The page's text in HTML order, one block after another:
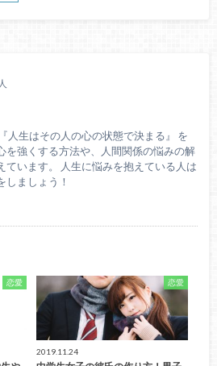
人生はその人の心の状態で決まる』 を
を強くする方法や、人間関係の悩みの解
ています。 人生に悩みを抱えている人は
しましょう！
恋愛 恋愛
2019.11.24